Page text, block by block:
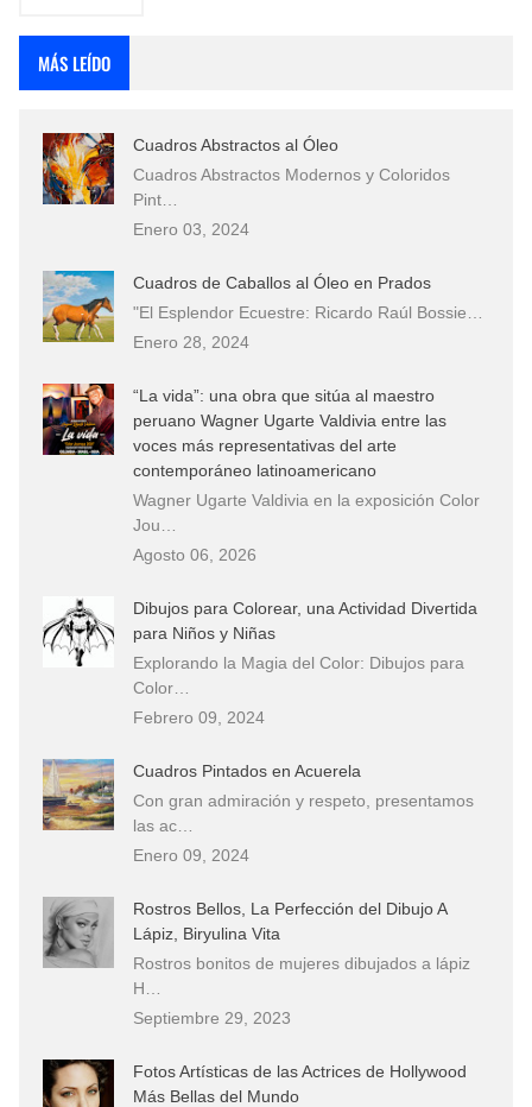
MÁS LEÍDO
Cuadros Abstractos al Óleo
Cuadros Abstractos Modernos y Coloridos
Pint…
Enero 03, 2024
Cuadros de Caballos al Óleo en Prados
"El Esplendor Ecuestre: Ricardo Raúl Bossie…
Enero 28, 2024
“La vida”: una obra que sitúa al maestro
peruano Wagner Ugarte Valdivia entre las
voces más representativas del arte
contemporáneo latinoamericano
Wagner Ugarte Valdivia en la exposición Color
Jou…
Agosto 06, 2026
Dibujos para Colorear, una Actividad Divertida
para Niños y Niñas
Explorando la Magia del Color: Dibujos para
Color…
Febrero 09, 2024
Cuadros Pintados en Acuerela
Con gran admiración y respeto, presentamos
las ac…
Enero 09, 2024
Rostros Bellos, La Perfección del Dibujo A
Lápiz, Biryulina Vita
Rostros bonitos de mujeres dibujados a lápiz
H…
Septiembre 29, 2023
Fotos Artísticas de las Actrices de Hollywood
Más Bellas del Mundo